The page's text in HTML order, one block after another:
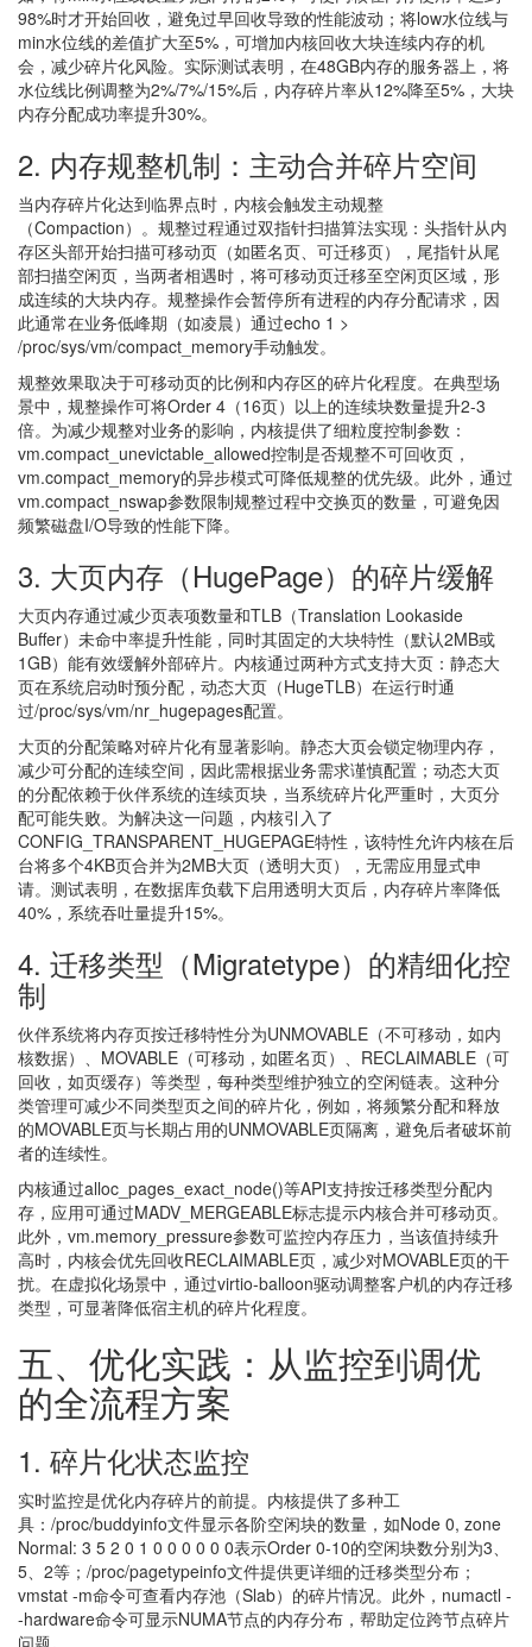
98%时才开始回收，避免过早回收导致的性能波动；将low水位线与
min水位线的差值扩大至5%，可增加内核回收大块连续内存的机
会，减少碎片化风险。实际测试表明，在48GB内存的服务器上，将
水位线比例调整为2%/7%/15%后，内存碎片率从12%降至5%，大块
内存分配成功率提升30%。
2. 内存规整机制：主动合并碎片空间
当内存碎片化达到临界点时，内核会触发主动规整
（Compaction）。规整过程通过双指针扫描算法实现：头指针从内
存区头部开始扫描可移动页（如匿名页、可迁移页），尾指针从尾
部扫描空闲页，当两者相遇时，将可移动页迁移至空闲页区域，形
成连续的大块内存。规整操作会暂停所有进程的内存分配请求，因
此通常在业务低峰期（如凌晨）通过echo 1 >
/proc/sys/vm/compact_memory手动触发。
规整效果取决于可移动页的比例和内存区的碎片化程度。在典型场
景中，规整操作可将Order 4（16页）以上的连续块数量提升2-3
倍。为减少规整对业务的影响，内核提供了细粒度控制参数：
vm.compact_unevictable_allowed控制是否规整不可回收页，
vm.compact_memory的异步模式可降低规整的优先级。此外，通过
vm.compact_nswap参数限制规整过程中交换页的数量，可避免因
频繁磁盘I/O导致的性能下降。
3. 大页内存（HugePage）的碎片缓解
大页内存通过减少页表项数量和TLB（Translation Lookaside
Buffer）未命中率提升性能，同时其固定的大块特性（默认2MB或
1GB）能有效缓解外部碎片。内核通过两种方式支持大页：静态大
页在系统启动时预分配，动态大页（HugeTLB）在运行时通
过/proc/sys/vm/nr_hugepages配置。
大页的分配策略对碎片化有显著影响。静态大页会锁定物理内存，
减少可分配的连续空间，因此需根据业务需求谨慎配置；动态大页
的分配依赖于伙伴系统的连续页块，当系统碎片化严重时，大页分
配可能失败。为解决这一问题，内核引入了
CONFIG_TRANSPARENT_HUGEPAGE特性，该特性允许内核在后
台将多个4KB页合并为2MB大页（透明大页），无需应用显式申
请。测试表明，在数据库负载下启用透明大页后，内存碎片率降低
40%，系统吞吐量提升15%。
4. 迁移类型（Migratetype）的精细化控
制
伙伴系统将内存页按迁移特性分为UNMOVABLE（不可移动，如内
核数据）、MOVABLE（可移动，如匿名页）、RECLAIMABLE（可
回收，如页缓存）等类型，每种类型维护独立的空闲链表。这种分
类管理可减少不同类型页之间的碎片化，例如，将频繁分配和释放
的MOVABLE页与长期占用的UNMOVABLE页隔离，避免后者破坏前
者的连续性。
内核通过alloc_pages_exact_node()等API支持按迁移类型分配内
存，应用可通过MADV_MERGEABLE标志提示内核合并可移动页。
此外，vm.memory_pressure参数可监控内存压力，当该值持续升
高时，内核会优先回收RECLAIMABLE页，减少对MOVABLE页的干
扰。在虚拟化场景中，通过virtio-balloon驱动调整客户机的内存迁移
类型，可显著降低宿主机的碎片化程度。
五、优化实践：从监控到调优
的全流程方案
1. 碎片化状态监控
实时监控是优化内存碎片的前提。内核提供了多种工
具：/proc/buddyinfo文件显示各阶空闲块的数量，如Node 0, zone
Normal: 3 5 2 0 1 0 0 0 0 0 0表示Order 0-10的空闲块数分别为3、
5、2等；/proc/pagetypeinfo文件提供更详细的迁移类型分布；
vmstat -m命令可查看内存池（Slab）的碎片情况。此外，numactl -
-hardware命令可显示NUMA节点的内存分布，帮助定位跨节点碎片
问题。